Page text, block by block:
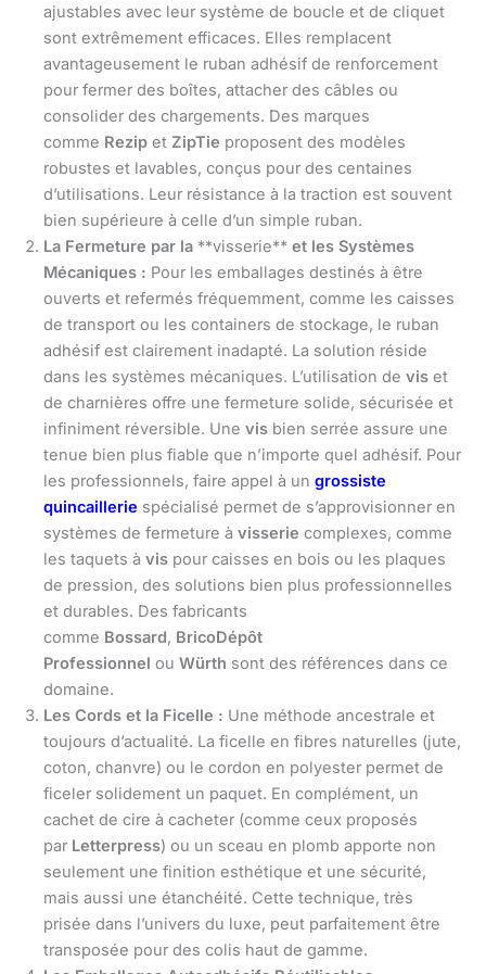
ajustables avec leur système de boucle et de cliquet
sont extrêmement efficaces. Elles remplacent
avantageusement le ruban adhésif de renforcement
pour fermer des boîtes, attacher des câbles ou
consolider des chargements. Des marques
comme Rezip et ZipTie proposent des modèles
robustes et lavables, conçus pour des centaines
d’utilisations. Leur résistance à la traction est souvent
bien supérieure à celle d’un simple ruban.
La Fermeture par la **visserie** et les Systèmes
Mécaniques : Pour les emballages destinés à être
ouverts et refermés fréquemment, comme les caisses
de transport ou les containers de stockage, le ruban
adhésif est clairement inadapté. La solution réside
dans les systèmes mécaniques. L’utilisation de vis et
de charnières offre une fermeture solide, sécurisée et
infiniment réversible. Une vis bien serrée assure une
tenue bien plus fiable que n’importe quel adhésif. Pour
les professionnels, faire appel à un grossiste
quincaillerie spécialisé permet de s’approvisionner en
systèmes de fermeture à visserie complexes, comme
les taquets à vis pour caisses en bois ou les plaques
de pression, des solutions bien plus professionnelles
et durables. Des fabricants
comme Bossard, BricoDépôt
Professionnel ou Würth sont des références dans ce
domaine.
Les Cords et la Ficelle : Une méthode ancestrale et
toujours d’actualité. La ficelle en fibres naturelles (jute,
coton, chanvre) ou le cordon en polyester permet de
ficeler solidement un paquet. En complément, un
cachet de cire à cacheter (comme ceux proposés
par Letterpress) ou un sceau en plomb apporte non
seulement une finition esthétique et une sécurité,
mais aussi une étanchéité. Cette technique, très
prisée dans l’univers du luxe, peut parfaitement être
transposée pour des colis haut de gamme.